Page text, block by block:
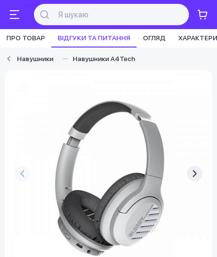
ПРО ТОВАР ВІДГУКИ ТА ПИТАННЯ ОГЛЯД
Навушники Навушники A4Tech